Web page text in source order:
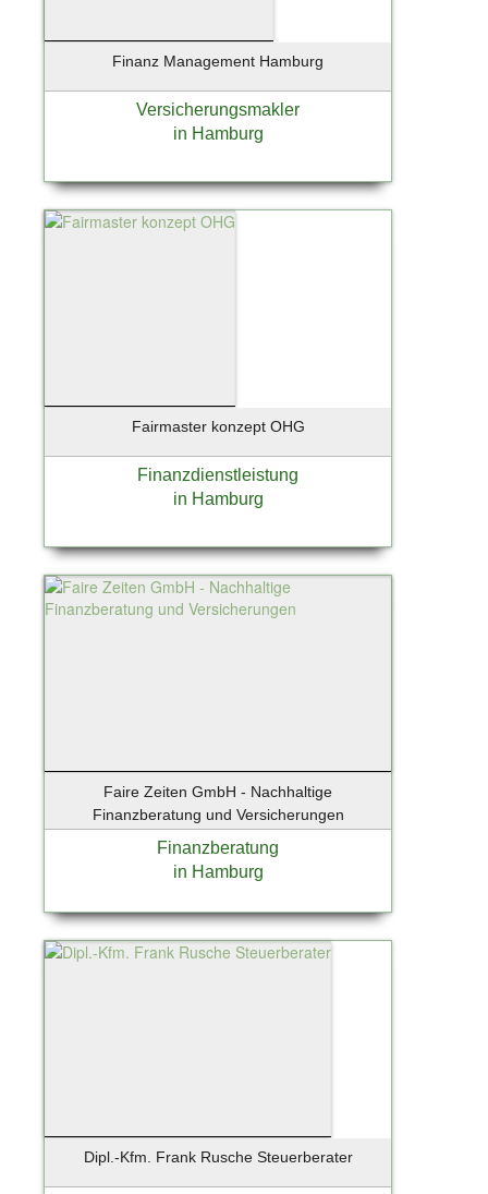
Finanz Management Hamburg
Versicherungsmakler
in Hamburg
Fairmaster konzept OHG
Finanzdienstleistung
in Hamburg
Faire Zeiten GmbH - Nachhaltige
Finanzberatung und Versicherungen
Finanzberatung
in Hamburg
Dipl.-Kfm. Frank Rusche Steuerberater